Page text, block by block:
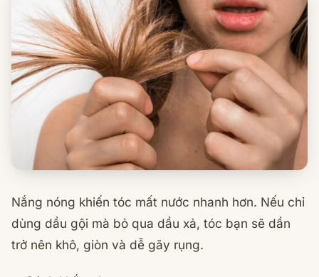
Nắng nóng khiến tóc mất nước nhanh hơn. Nếu chỉ
dùng dầu gội mà bỏ qua dầu xả, tóc bạn sẽ dần
trở nên khô, giòn và dễ gãy rụng.